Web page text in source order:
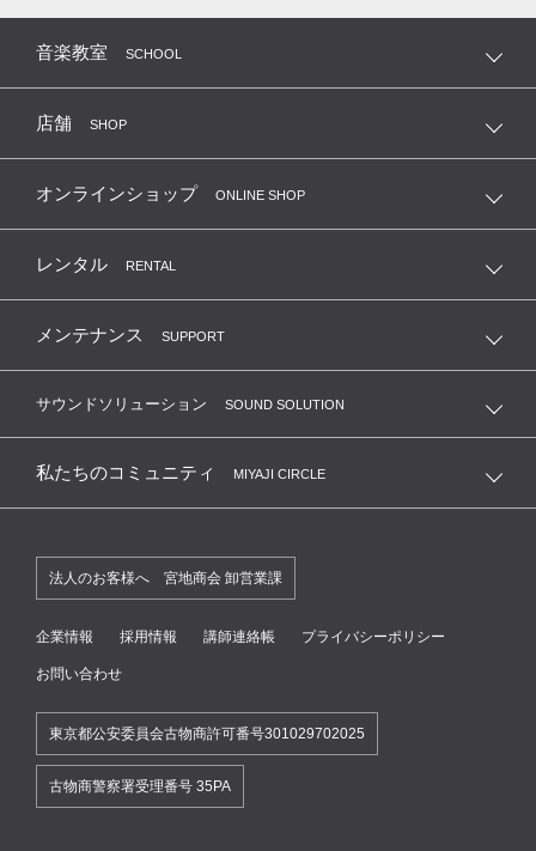
音楽教室 SCHOOL
店舗 SHOP
オンラインショップ ONLINE SHOP
レンタル RENTAL
メンテナンス SUPPORT
サウンドソリューション SOUND SOLUTION
私たちのコミュニティ MIYAJI CIRCLE
法人のお客様へ 宮地商会 卸営業課
企業情報 採用情報 講師連絡帳 プライバシーポリシー
お問い合わせ
東京都公安委員会古物商許可番号301029702025
古物商警察署受理番号 35PA